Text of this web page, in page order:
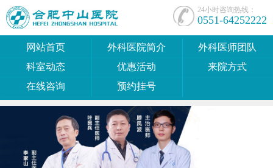
24小时咨询热线：
0551-64252222
网站首页 外科医院简介
外科医师团队
科室动态
优惠活动
来院方式
在线咨询
预约挂号